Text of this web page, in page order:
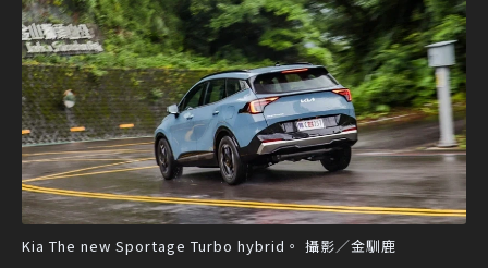
Kia The new Sportage Turbo hybrid。 攝影／金馴鹿